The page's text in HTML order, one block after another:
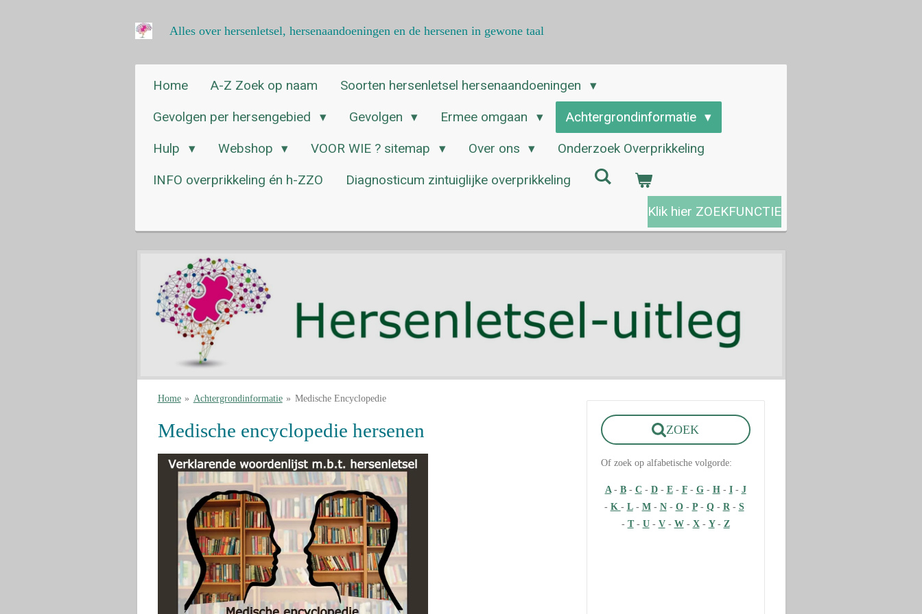
Alles over hersenletsel, hersenaandoeningen en de hersenen in gewone taal
Home A-Z Zoek op naam
Soorten hersenletsel hersenaandoeningen
Gevolgen per hersengebied
Gevolgen Ermee omgaan
Achtergrondinformatie
Hulp
Webshop VOOR WIE ? sitemap Over ons
Onderzoek Overprikkeling
INFO overprikkeling én h-ZZO
Diagnosticum zintuiglijke overprikkeling
Klik hier ZOEKFUNCTIE
Home » Achtergrondinformatie » Medische Encyclopedie
Medische encyclopedie hersenen ZOEK
Of zoek op alfabetische volgorde:
A- B- C - D- E- F- G- H- I- J
- K - L- M- N- O- P- Q- R - S
- T- U- V- W- X- Y- Z